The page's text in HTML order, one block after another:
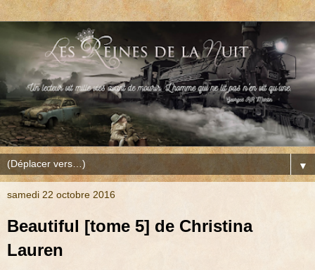
▼
samedi 22 octobre 2016
Beautiful [tome 5] de Christina
Lauren